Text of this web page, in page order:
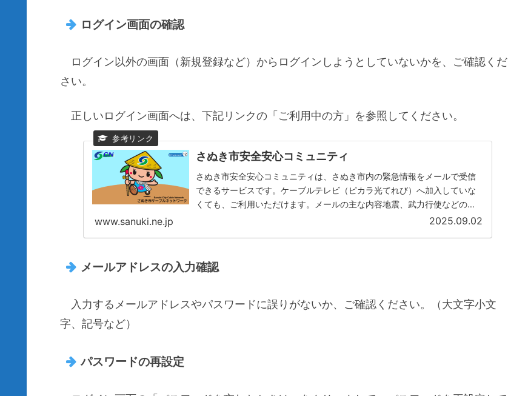
ログイン画面の確認
ログイン以外の画面（新規登録など）からログインしようとしていないかを、ご確認くだ
さい。
正しいログイン画面へは、下記リンクの「ご利用中の方」を参照してください。
さぬき市安全安心コミュニティ
さぬき市安全安心コミュニティは、さぬき市内の緊急情報をメールで受信
できるサービスです。ケーブルテレビ（ピカラ光てれび）へ加入していな
くても、ご利用いただけます。メールの主な内容地震、武力行使などの緊
www.sanuki.ne.jp 2025.09.02
メールアドレスの入力確認
入力するメールアドレスやパスワードに誤りがないか、ご確認ください。（大文字小文
字、記号など）
パスワードの再設定